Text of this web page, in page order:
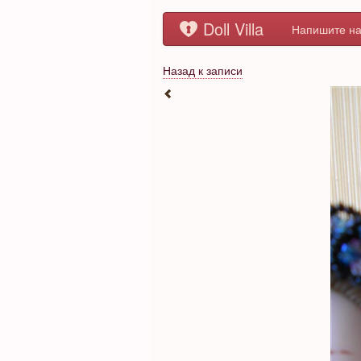
Doll Villa Напишите
Назад к записи